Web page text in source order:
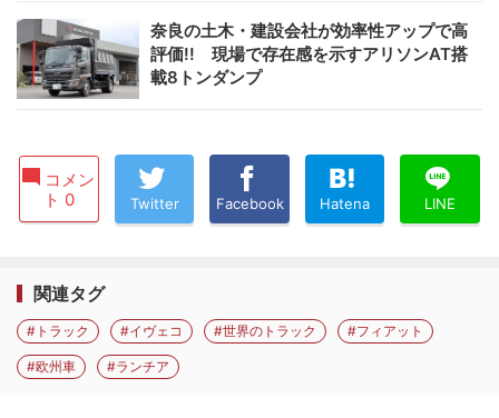
奈良の土木・建設会社が効率性アップで高
評価!! 現場で存在感を示すアリソンAT搭
載8トンダンプ
コメン
ト 0
Twitter Facebook Hatena LINE
関連タグ
#トラック #イヴェコ #世界のトラック #フィアット
#欧州車 #ランチア